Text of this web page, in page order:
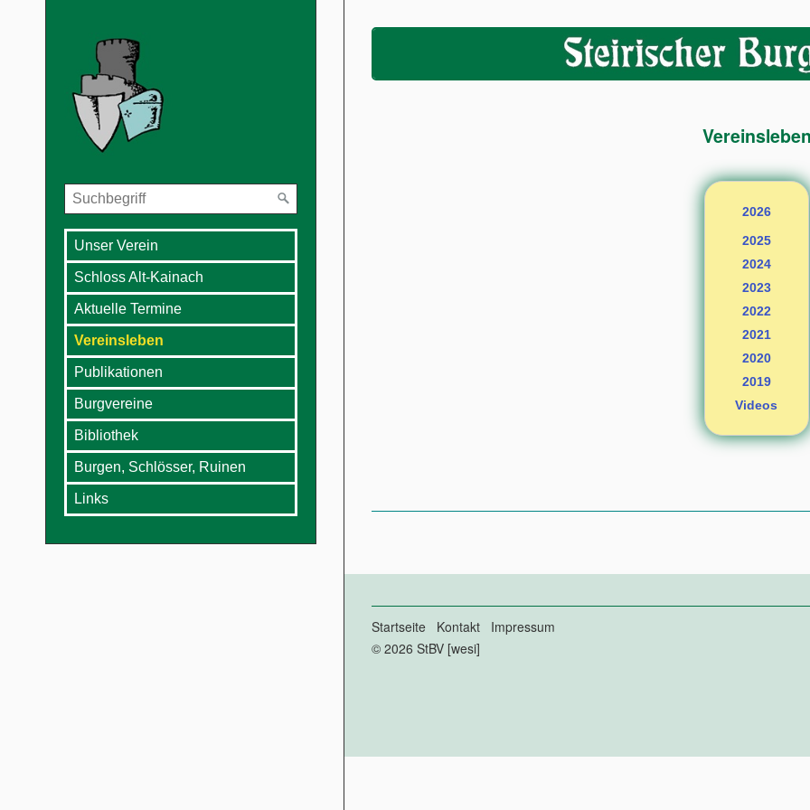
Unser Verein
Schloss Alt-Kainach
Aktuelle Termine
Vereinsleben
Publikationen
Burgvereine
Bibliothek
Burgen, Schlösser, Ruinen
Links
2026
2025
2024
2023
2022
2021
2020
2019
Videos
Startseite Kontakt
Impressum
© 2026 StBV [wesi]